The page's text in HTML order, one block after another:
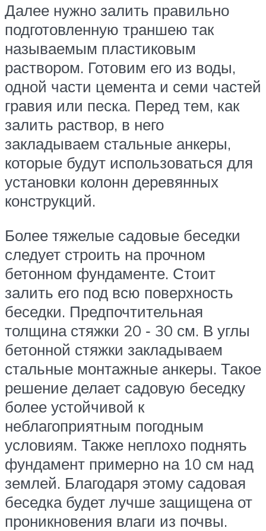
Далее нужно залить правильно
подготовленную траншею так
называемым пластиковым
раствором. Готовим его из воды,
одной части цемента и семи частей
гравия или песка. Перед тем, как
залить раствор, в него
закладываем стальные анкеры,
которые будут использоваться для
установки колонн деревянных
конструкций.
Более тяжелые садовые беседки
следует строить на прочном
бетонном фундаменте. Стоит
залить его под всю поверхность
беседки. Предпочтительная
толщина стяжки 20 ‑ 30 см. В углы
бетонной стяжки закладываем
стальные монтажные анкеры. Такое
решение делает садовую беседку
более устойчивой к
неблагоприятным погодным
условиям. Также неплохо поднять
фундамент примерно на 10 см над
землей. Благодаря этому садовая
беседка будет лучше защищена от
проникновения влаги из почвы.